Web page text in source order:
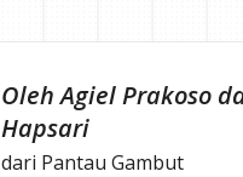
Oleh Agiel Prakoso
Hapsari
dari Pantau Gambut